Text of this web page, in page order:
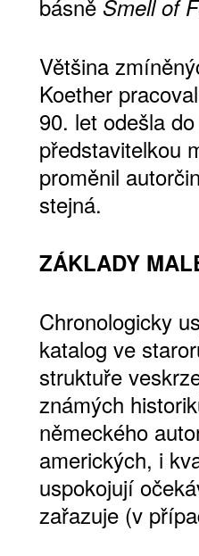
básně Smell of
Většina
Koether
90. let odešla
představitelkou
proměnil
stejná.
ZÁKLADY
Chronologicky
katalog ve
struktuře
známých
německého
amerických, i
uspokojují
zařazuje (v
10
365 DNÍ
ČLENSKÁ KARTA
PŘEDPLATNÉ